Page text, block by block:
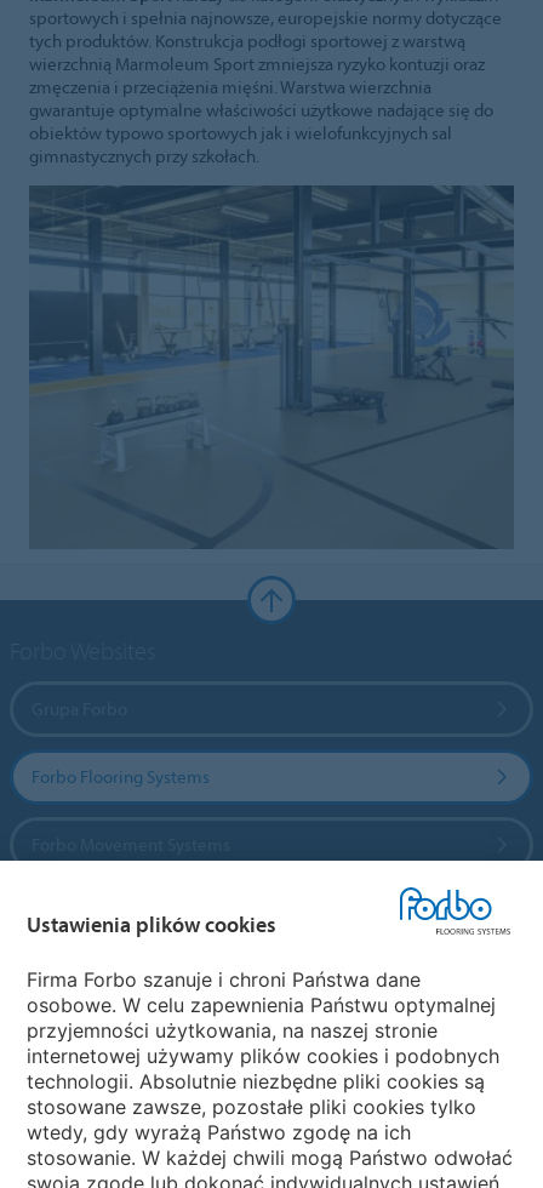
sportowych i spełnia najnowsze, europejskie normy dotyczące
tych produktów. Konstrukcja podłogi sportowej z warstwą
wierzchnią Marmoleum Sport zmniejsza ryzyko kontuzji oraz
zmęczenia i przeciążenia mięśni. Warstwa wierzchnia
gwarantuje optymalne właściwości użytkowe nadające się do
obiektów typowo sportowych jak i wielofunkcyjnych sal
gimnastycznych przy szkołach.
Forbo Flooring Systems
Wybierz kraj
My Forbo
NEWSLETTER
Ustawienia plików cookies
Firma Forbo szanuje i chroni Państwa dane
osobowe. W celu zapewnienia Państwu optymalnej
przyjemności użytkowania, na naszej stronie
internetowej używamy plików cookies i podobnych
technologii. Absolutnie niezbędne pliki cookies są
stosowane zawsze, pozostałe pliki cookies tylko
wtedy, gdy wyrażą Państwo zgodę na ich
stosowanie. W każdej chwili mogą Państwo odwołać
swoją zgodę lub dokonać indywidualnych ustawień